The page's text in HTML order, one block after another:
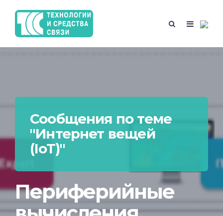
Сообщения по теме
"Интернет вещей
(IoT)"
Периферийные